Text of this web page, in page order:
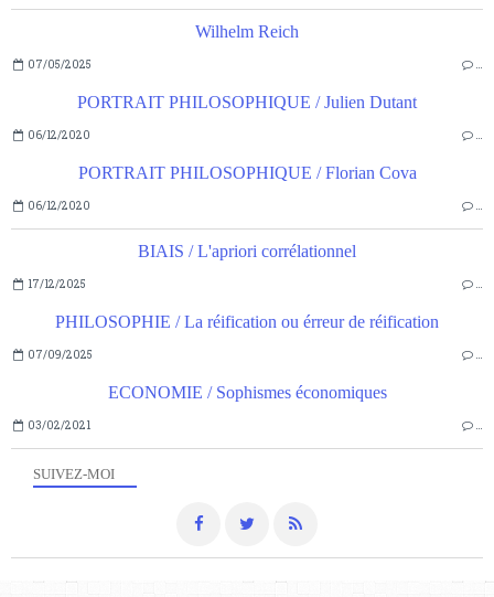
SUIVEZ-MOI
Wilhelm Reich
07/05/2025 …
PORTRAIT PHILOSOPHIQUE / Julien Dutant
06/12/2020 …
PORTRAIT PHILOSOPHIQUE / Florian Cova
06/12/2020 …
BIAIS / L'apriori corrélationnel
17/12/2025 …
PHILOSOPHIE / La réification ou érreur de réification
07/09/2025 …
ECONOMIE / Sophismes économiques
03/02/2021 …